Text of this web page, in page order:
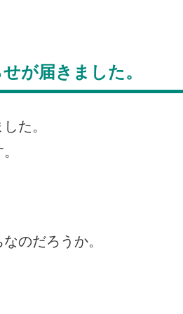
が届きました。
た。
のだろうか。